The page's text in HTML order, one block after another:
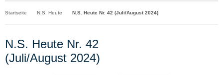
Startseite N.S. Heute N.S. Heute Nr. 42 (Juli/August 2024)
N.S. Heute Nr. 42
(Juli/August 2024)